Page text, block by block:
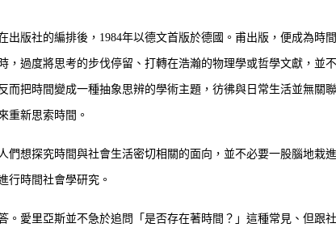
版社的編排後，1984年以德文首版於德國。甫出版，便成為時
過度將思考的步伐停留、打轉在浩瀚的物理學或哲學文獻，並
把時間變成一種抽象思辨的學術主題，彷彿與日常生活並無關
重新思索時間。
想探究時間與社會生活密切相關的面向，並不必要一股腦地栽
行時間社會學研究。
愛里亞斯並不急於追問「是否存在著時間？」這種常見、但跟